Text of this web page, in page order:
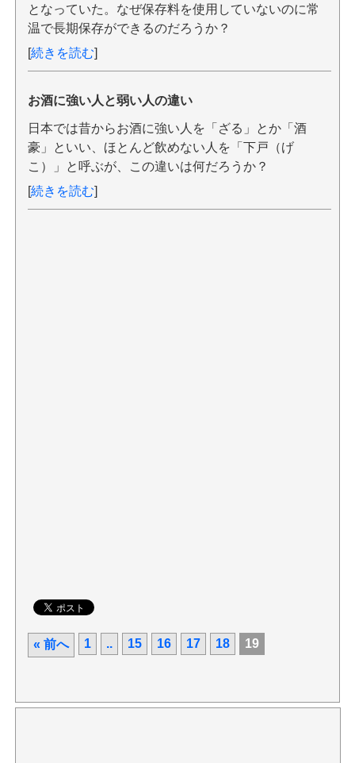
となっていた。なぜ保存料を使用していないのに常
温で長期保存ができるのだろうか？
[続きを読む]
お酒に強い人と弱い人の違い
日本では昔からお酒に強い人を「ざる」とか「酒
豪」といい、ほとんど飲めない人を「下戸（げ
こ）」と呼ぶが、この違いは何だろうか？
[続きを読む]
« 前へ 1 .. 15 16 17 18 19